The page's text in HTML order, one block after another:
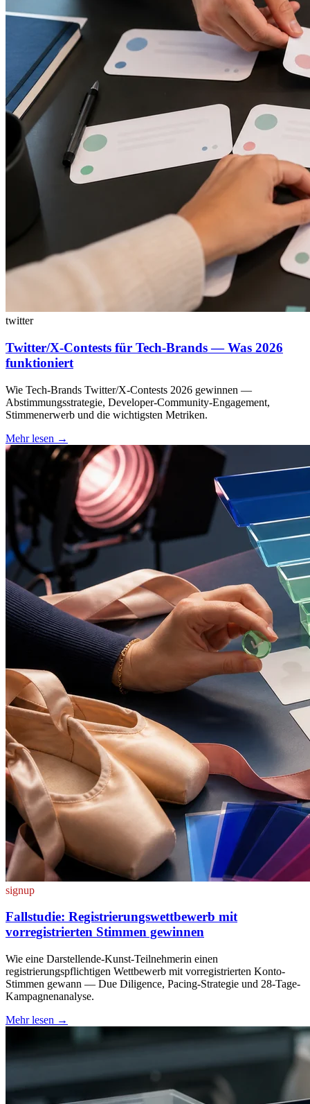
twitter
Twitter/X-Contests für Tech-Brands — Was 2026
funktioniert
Wie Tech-Brands Twitter/X-Contests 2026 gewinnen —
Abstimmungsstrategie, Developer-Community-Engagement,
Stimmenerwerb und die wichtigsten Metriken.
Mehr lesen →
signup
Fallstudie: Registrierungswettbewerb mit
vorregistrierten Stimmen gewinnen
Wie eine Darstellende-Kunst-Teilnehmerin einen
registrierungspflichtigen Wettbewerb mit vorregistrierten Konto-
Stimmen gewann — Due Diligence, Pacing-Strategie und 28-Tage-
Kampagnenanalyse.
Mehr lesen →